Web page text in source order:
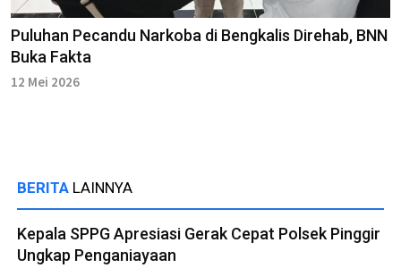
Puluhan Pecandu Narkoba di Bengkalis Direhab, BNN
Buka Fakta
12 Mei 2026
BERITA LAINNYA
Kepala SPPG Apresiasi Gerak Cepat Polsek Pinggir
Ungkap Penganiayaan